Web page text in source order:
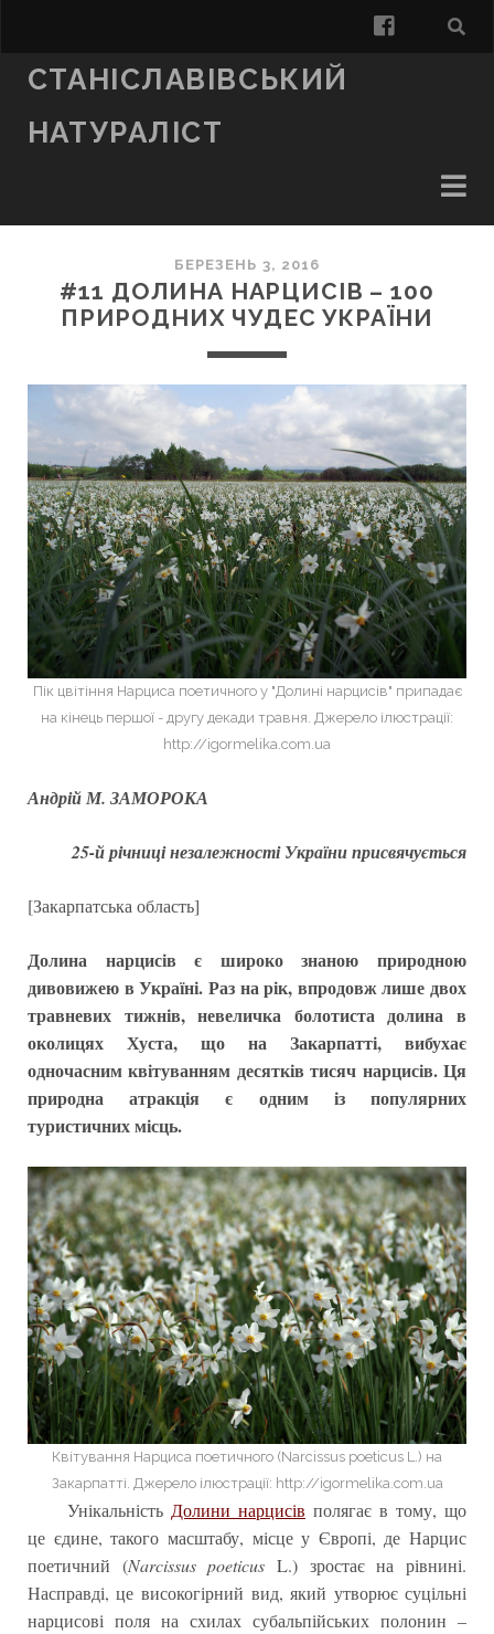
facebook
СТАНІСЛАВІВСЬКИЙ
НАТУРАЛІСТ
БЕРЕЗЕНЬ 3, 2016
#11 ДОЛИНА НАРЦИСІВ – 100
ПРИРОДНИХ ЧУДЕС УКРАЇНИ
Пік цвітіння Нарциса поетичного у "Долині нарцисів" припадає
на кінець першої - другу декади травня. Джерело ілюстрації:
http://igormelika.com.ua
Андрій М. ЗАМОРОКА
25-й річниці незалежності України присвячується
[Закарпатська область]
Долина нарцисів є широко знаною природною
дивовижею в Україні. Раз на рік, впродовж лише двох
травневих тижнів, невеличка болотиста долина в
околицях Хуста, що на Закарпатті, вибухає
одночасним квітуванням десятків тисяч нарцисів. Ця
природна атракція є одним із популярних
туристичних місць.
Квітування Нарциса поетичного (Narcissus poeticus L.) на
Закарпатті. Джерело ілюстрації: http://igormelika.com.ua
Унікальність Долини нарцисів полягає в тому, що
це єдине, такого масштабу, місце у Європі, де Нарцис
поетичний (Narcissus poeticus L.) зростає на рівнині.
Насправді, це високогірний вид, який утворює суцільні
нарцисові поля на схилах субальпійських полонин –